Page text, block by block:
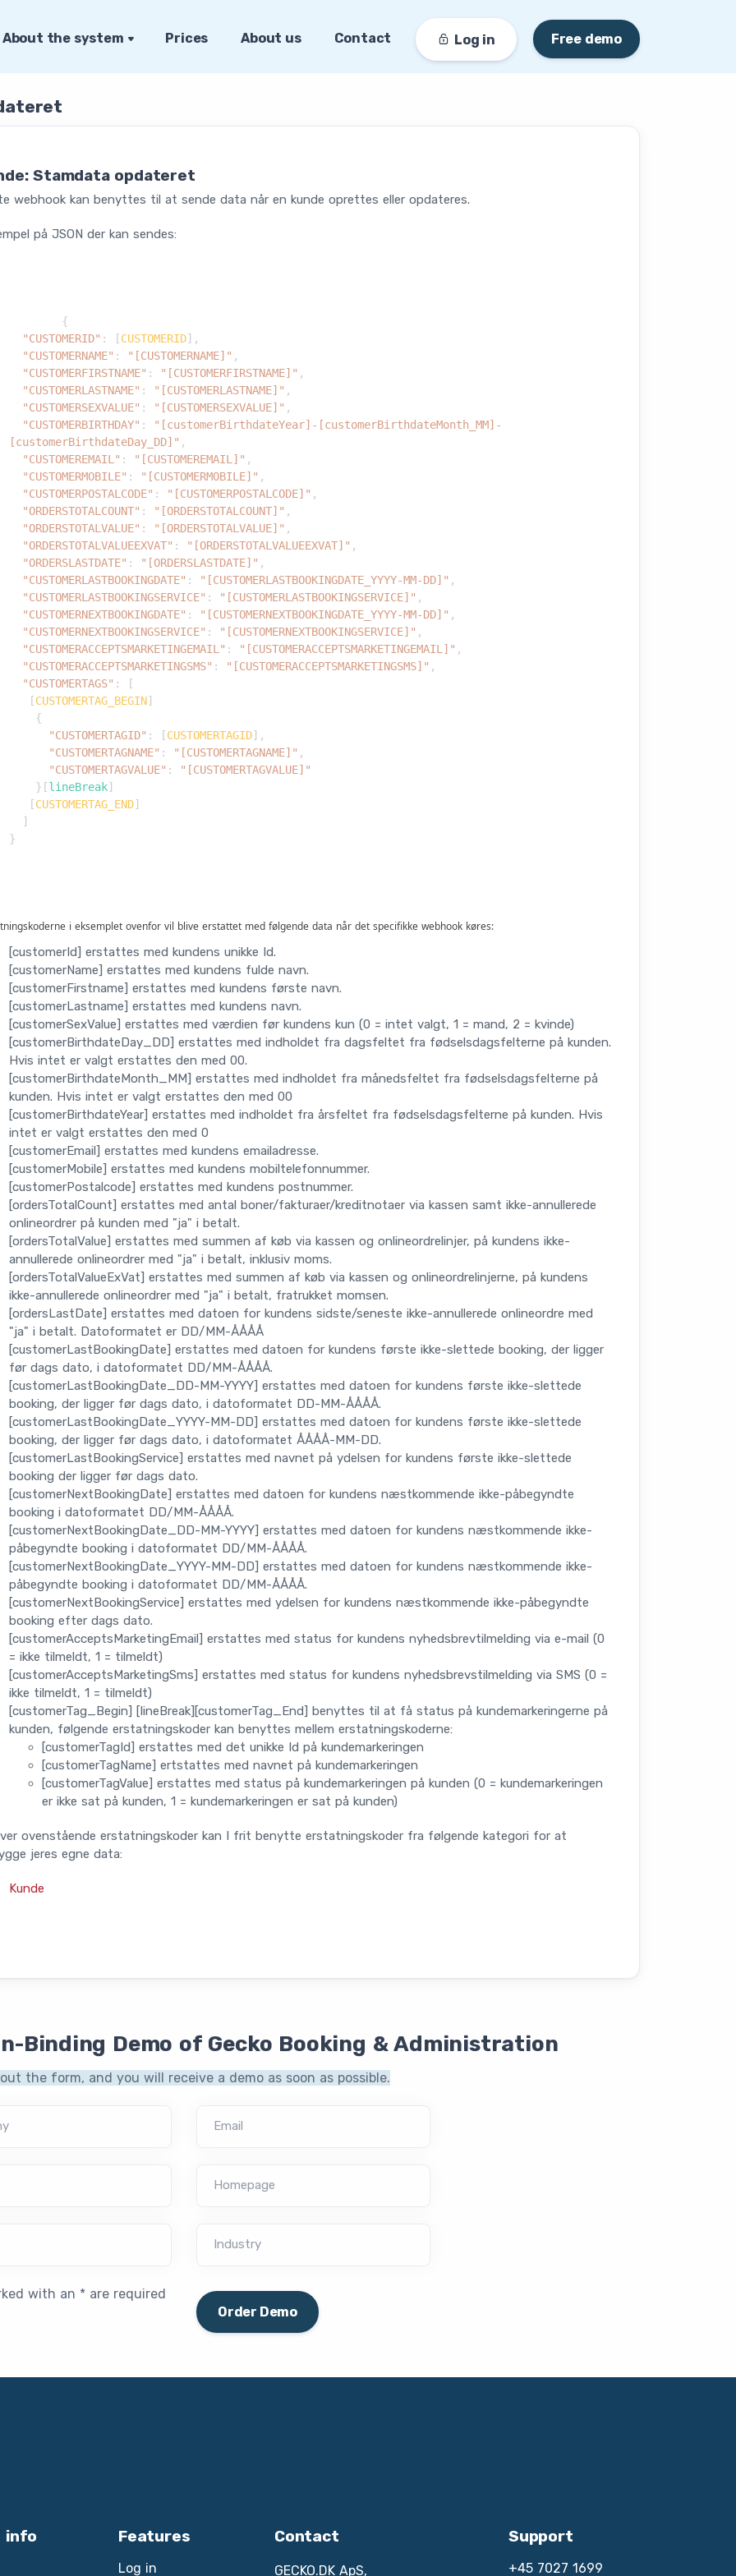
About the system Prices About us Contact Log in Free demo
Stamdata opdateret
webhook kan benyttes til at sende data når en kunde oprettes eller opdateres.
på JSON der kan sendes:
{
"CUSTOMERID" : [CUSTOMERID] ,
"CUSTOMERNAME" : "[CUSTOMERNAME]" ,
"CUSTOMERFIRSTNAME" : "[CUSTOMERFIRSTNAME]" ,
"CUSTOMERLASTNAME" : "[CUSTOMERLASTNAME]" ,
"CUSTOMERSEXVALUE" : "[CUSTOMERSEXVALUE]" ,
"CUSTOMERBIRTHDAY" :
"[customerBirthdateYear]-[customerBirthdateMonth_MM]-
[customerBirthdateDay_DD]" ,
"CUSTOMEREMAIL" : "[CUSTOMEREMAIL]" ,
"CUSTOMERMOBILE" : "[CUSTOMERMOBILE]" ,
"CUSTOMERPOSTALCODE" : "[CUSTOMERPOSTALCODE]" ,
"ORDERSTOTALCOUNT" : "[ORDERSTOTALCOUNT]" ,
"ORDERSTOTALVALUE" : "[ORDERSTOTALVALUE]" ,
"ORDERSTOTALVALUEEXVAT" : "[ORDERSTOTALVALUEEXVAT]" ,
"ORDERSLASTDATE" : "[ORDERSLASTDATE]" ,
"CUSTOMERLASTBOOKINGDATE" : "[CUSTOMERLASTBOOKINGDATE_YYYY-MM-DD]" ,
"CUSTOMERLASTBOOKINGSERVICE" : "[CUSTOMERLASTBOOKINGSERVICE]" ,
"CUSTOMERNEXTBOOKINGDATE" : "[CUSTOMERNEXTBOOKINGDATE_YYYY-MM-DD]" ,
"CUSTOMERNEXTBOOKINGSERVICE" : "[CUSTOMERNEXTBOOKINGSERVICE]" ,
"CUSTOMERACCEPTSMARKETINGEMAIL" : "[CUSTOMERACCEPTSMARKETINGEMAIL]" ,
"CUSTOMERACCEPTSMARKETINGSMS" : "[CUSTOMERACCEPTSMARKETINGSMS]" ,
"CUSTOMERTAGS" :
[
[CUSTOMERTAG_BEGIN]
{
"CUSTOMERTAGID" : [CUSTOMERTAGID] ,
"CUSTOMERTAGNAME" : "[CUSTOMERTAGNAME]" ,
"CUSTOMERTAGVALUE" :
"[CUSTOMERTAGVALUE]"
} [lineBreak]
[CUSTOMERTAG_END]
]
}
i eksemplet ovenfor vil blive erstattet med følgende data når det specifikke webhook køres:
[customerId] erstattes med kundens unikke Id.
[customerName] erstattes med kundens fulde navn.
[customerFirstname] erstattes med kundens første navn.
[customerLastname] erstattes med kundens navn.
[customerSexValue] erstattes med værdien før kundens kun (0 = intet valgt, 1 = mand, 2 = kvinde)
[customerBirthdateDay_DD] erstattes med indholdet fra dagsfeltet fra fødselsdagsfelterne på kunden.
Hvis intet er valgt erstattes den med 00.
[customerBirthdateMonth_MM] erstattes med indholdet fra månedsfeltet fra fødselsdagsfelterne på
kunden. Hvis intet er valgt erstattes den med 00
[customerBirthdateYear] erstattes med indholdet fra årsfeltet fra fødselsdagsfelterne på kunden. Hvis
intet er valgt erstattes den med 0
[customerEmail] erstattes med kundens emailadresse.
[customerMobile] erstattes med kundens mobiltelefonnummer.
[customerPostalcode] erstattes med kundens postnummer.
[ordersTotalCount] erstattes med antal boner/fakturaer/kreditnotaer via kassen samt ikke-annullerede
onlineordrer på kunden med "ja" i betalt.
[ordersTotalValue] erstattes med summen af køb via kassen og onlineordrelinjer, på kundens ikke-
annullerede onlineordrer med "ja" i betalt, inklusiv moms.
[ordersTotalValueExVat] erstattes med summen af køb via kassen og onlineordrelinjerne, på kundens
ikke-annullerede onlineordrer med "ja" i betalt, fratrukket momsen.
[ordersLastDate] erstattes med datoen for kundens sidste/seneste ikke-annullerede onlineordre med
"ja" i betalt. Datoformatet er DD/MM-ÅÅÅÅ
[customerLastBookingDate] erstattes med datoen for kundens første ikke-slettede booking, der ligger
før dags dato, i datoformatet DD/MM-ÅÅÅÅ.
[customerLastBookingDate_DD-MM-YYYY] erstattes med datoen for kundens første ikke-slettede
booking, der ligger før dags dato, i datoformatet DD-MM-ÅÅÅÅ.
[customerLastBookingDate_YYYY-MM-DD] erstattes med datoen for kundens første ikke-slettede
booking, der ligger før dags dato, i datoformatet ÅÅÅÅ-MM-DD.
[customerLastBookingService] erstattes med navnet på ydelsen for kundens første ikke-slettede
booking der ligger før dags dato.
[customerNextBookingDate] erstattes med datoen for kundens næstkommende ikke-påbegyndte
booking i datoformatet DD/MM-ÅÅÅÅ.
[customerNextBookingDate_DD-MM-YYYY] erstattes med datoen for kundens næstkommende ikke-
påbegyndte booking i datoformatet DD/MM-ÅÅÅÅ.
[customerNextBookingDate_YYYY-MM-DD] erstattes med datoen for kundens næstkommende ikke-
påbegyndte booking i datoformatet DD/MM-ÅÅÅÅ.
[customerNextBookingService] erstattes med ydelsen for kundens næstkommende ikke-påbegyndte
booking efter dags dato.
[customerAcceptsMarketingEmail] erstattes med status for kundens nyhedsbrevtilmelding via e-mail (0
= ikke tilmeldt, 1 = tilmeldt)
[customerAcceptsMarketingSms] erstattes med status for kundens nyhedsbrevstilmelding via SMS (0 =
ikke tilmeldt, 1 = tilmeldt)
[customerTag_Begin] [lineBreak][customerTag_End] benyttes til at få status på kundemarkeringerne på
kunden, følgende erstatningskoder kan benyttes mellem erstatningskoderne:
[customerTagId] erstattes med det unikke Id på kundemarkeringen
[customerTagName] ertstattes med navnet på kundemarkeringen
[customerTagValue] erstattes med status på kundemarkeringen på kunden (0 = kundemarkeringen
er ikke sat på kunden, 1 = kundemarkeringen er sat på kunden)
ovenstående erstatningskoder kan I frit benytte erstatningskoder fra følgende kategori for at
jeres egne data:
Kunde
Binding Demo of Gecko Booking & Administration
the form, and you will receive a demo as soon as possible.
Email
Homepage
Industry
with an * are required
Order Demo
info Features
Log in
Contact
GECKO.DK ApS,
Support
+45 7027 1699